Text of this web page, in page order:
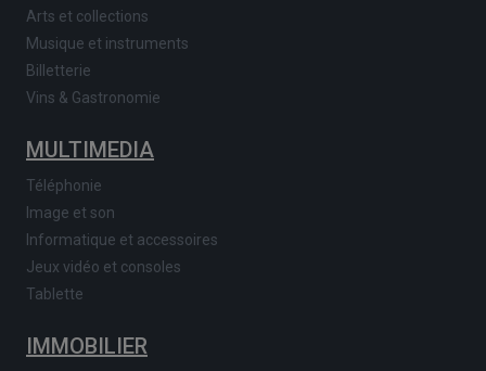
Arts et collections
Musique et instruments
Billetterie
Vins & Gastronomie
MULTIMEDIA
Téléphonie
Image et son
Informatique et accessoires
Jeux vidéo et consoles
Tablette
IMMOBILIER